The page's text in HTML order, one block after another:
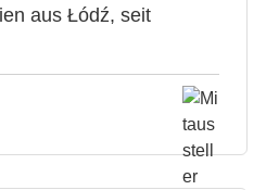
aus Łódź, seit